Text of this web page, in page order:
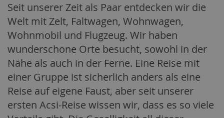
Seit unserer Zeit als Paar entdecken wir die
Welt mit Zelt, Faltwagen, Wohnwagen,
Wohnmobil und Flugzeug. Wir haben
wunderschöne Orte besucht, sowohl in der
Nähe als auch in der Ferne. Eine Reise mit
einer Gruppe ist sicherlich anders als eine
Reise auf eigene Faust, aber seit unserer
ersten Acsi-Reise wissen wir, dass es so viele